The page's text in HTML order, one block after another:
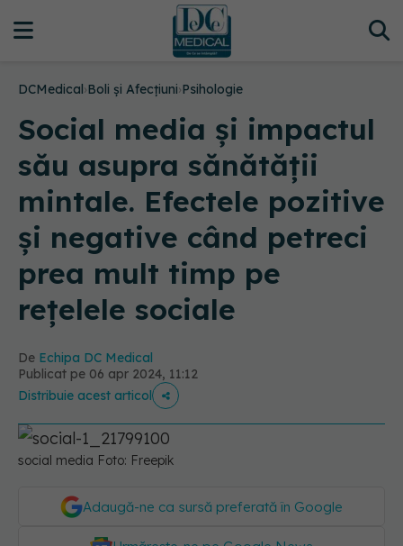
DCMedical›Boli și Afecțiuni›Psihologie
Social media și impactul
său asupra sănătății
mintale. Efectele pozitive
și negative când petreci
prea mult timp pe
rețelele sociale
De Echipa DC Medical
Publicat pe 06 apr 2024, 11:12
Distribuie acest articol
social media Foto: Freepik
Adaugă-ne ca sursă preferată în Google